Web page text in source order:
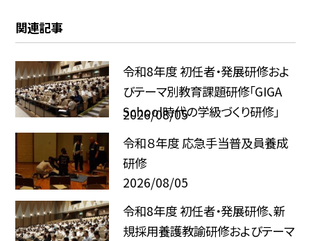
関連記事
令和8年度 初任者・発展研修およ
びテーマ別教育課題研修「GIGA
School時代の学級づくり研修」
2026/08/05
令和８年度 応急手当普及員養成
研修
2026/08/05
令和8年度 初任者・発展研修、新
規採用養護教諭研修およびテーマ